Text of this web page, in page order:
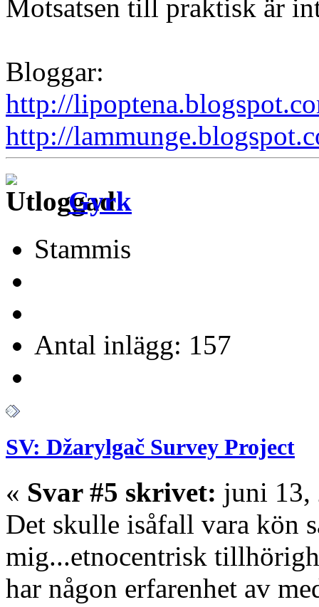
Motsatsen till praktisk är
Bloggar:
http://
http://
Gyrk
Stammis
Antal inlägg: 157
SV: Džarylgač Survey Project
« Svar #5 skrivet: juni 13,
Det skulle isåfall vara kön
mig...etnocentrisk
har någon erfarenhet av